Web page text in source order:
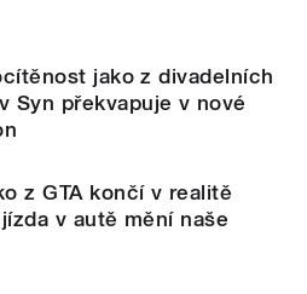
jako z divadelních
Syn překvapuje v nové
z GTA končí v realitě
v autě mění naše